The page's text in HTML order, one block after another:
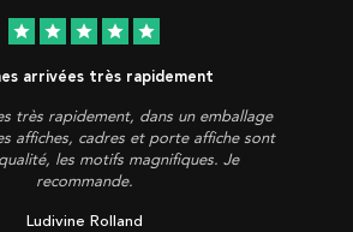
star star star star star
arrivées très rapidement
très rapidement, dans un emballage
affiches, cadres et porte affiche sont
les motifs magnifiques. Je
recommande.
Ludivine Rolland